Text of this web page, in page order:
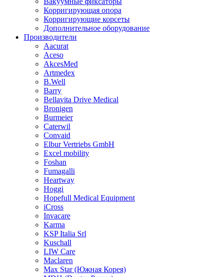
Корригирующая опора
Корригирующие корсеты
Дополнительное оборудование
Производители
Aacurat
Aceso
AkcesMed
Artmedex
B.Well
Barry
Bellavita Drive Medical
Bronigen
Burmeier
Caterwil
Convaid
Elbur Vertriebs GmbH
Excel mobility
Foshan
Fumagalli
Heartway
Hoggi
Hopefull Medical Equipment
iCross
Invacare
Karma
KSP Italia Srl
Kuschall
LIW Care
Maclaren
Max Star (Южная Корея)